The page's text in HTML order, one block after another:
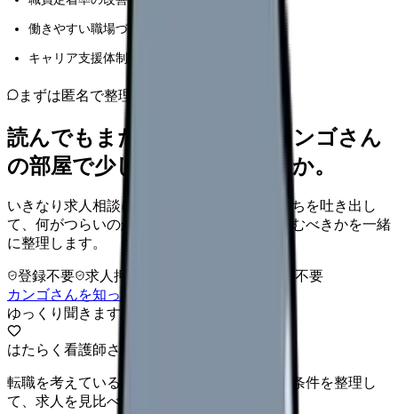
働きやすい職場づくりに取り組む方
キャリア支援体制の構築を検討している方
まずは匿名で整理
読んでもまだ苦しいなら、カンゴさん
の部屋で少し話してみませんか。
いきなり求人相談には進みません。今の気持ちを吐き出し
て、何がつらいのか、辞めるべきか、少し休むべきかを一緒
に整理します。
登録不要 求人押し売りなし
病院名は入力不要
カンゴさんを知ってから相談する
ゆっくり聞きます
はたらく看護師さん 求人
転職を考えている看護師さんへ。まずは希望条件を整理し
て、求人を見比べられます。